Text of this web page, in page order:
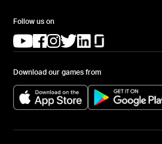
Follow us on
(opens in a new tab)
(opens in a new tab)
(opens in a new tab)
(opens in a new tab)
(opens in a new tab)
Download our games from
(opens in a new tab)